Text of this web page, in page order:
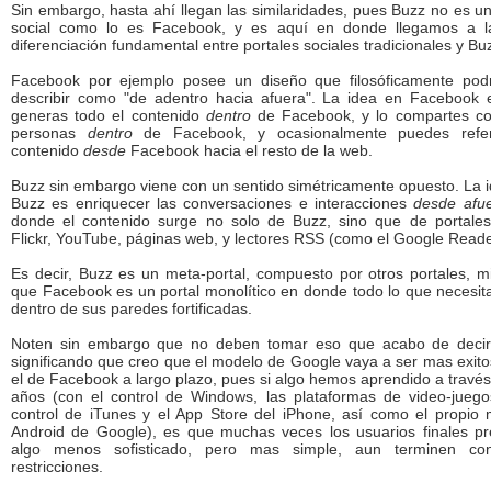
Sin embargo, hasta ahí llegan las similaridades, pues Buzz no es
social como lo es Facebook, y es aquí en donde llegamos a
diferenciación fundamental entre portales sociales tradicionales y
Facebook por ejemplo posee un diseño que filosóficamente
describir como "de adentro hacia afuera". La idea en Facebook
generas todo el contenido dentrode Facebook, y lo compartes
personas dentrode Facebook, y ocasionalmente puedes
contenido desde Facebook hacia el resto de la web.
Buzz sin embargo viene con un sentido simétricamente opuesto. La
Buzz es enriquecer las conversaciones e interaccionesdesde
donde el contenido surge no solo de Buzz, sino que de
Flickr, YouTube, páginas web, y lectores RSS (como el Google
Es decir, Buzz es un meta-portal, compuesto por otros portales,
que Facebook es un portal monolítico en donde todo lo que
dentro de sus paredes fortificadas.
Noten sin embargo que no deben tomar eso que acabo de
significando que creo que el modelo de Google vaya a ser mas
el de Facebook a largo plazo, pues si algo hemos aprendido a
años (con el control de Windows, las plataformas de video-
control de iTunes y el App Store del iPhone, así como el propio
Android de Google), es que muchas veces los usuarios finales
algo menos sofisticado, pero mas simple, aun terminen
restricciones.